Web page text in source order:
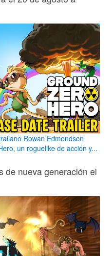
Rowan Edmondson
un roguelike de acción y...
de nueva generación el